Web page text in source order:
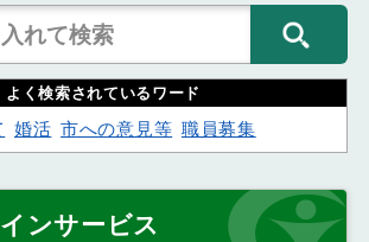
よく検索されているワード
婚活 市への意見等 職員募集
ンサービス